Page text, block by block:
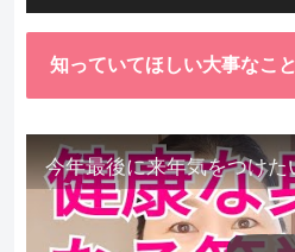
知っていてほしい大事なこと